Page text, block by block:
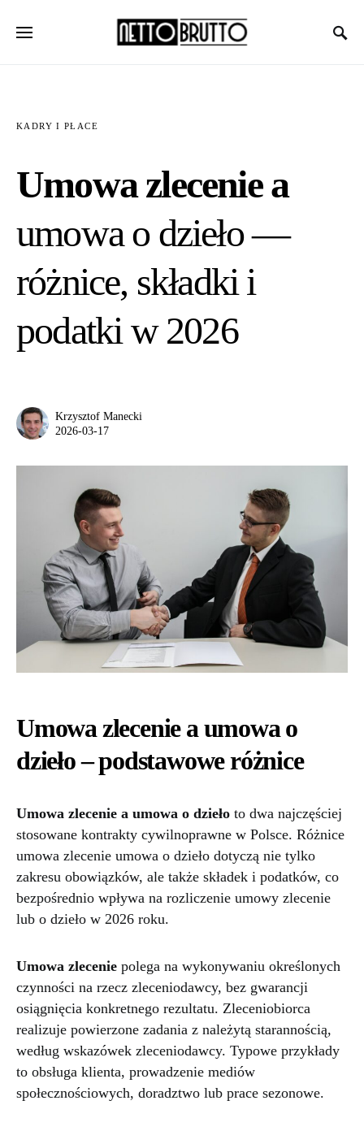
KADRY I PŁACE
Umowa zlecenie a
umowa o dzieło —
różnice, składki i
podatki w 2026
Krzysztof Manecki
2026-03-17
Umowa zlecenie a umowa o
dzieło – podstawowe różnice
Umowa zlecenie a umowa o dzieło to dwa najczęściej
stosowane kontrakty cywilnoprawne w Polsce. Różnice
umowa zlecenie umowa o dzieło dotyczą nie tylko
zakresu obowiązków, ale także składek i podatków, co
bezpośrednio wpływa na rozliczenie umowy zlecenie
lub o dzieło w 2026 roku.
Umowa zlecenie polega na wykonywaniu określonych
czynności na rzecz zleceniodawcy, bez gwarancji
osiągnięcia konkretnego rezultatu. Zleceniobiorca
realizuje powierzone zadania z należytą starannością,
według wskazówek zleceniodawcy. Typowe przykłady
to obsługa klienta, prowadzenie mediów
społecznościowych, doradztwo lub prace sezonowe.